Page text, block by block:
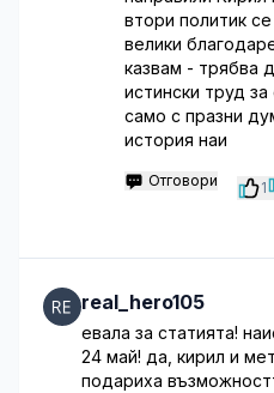
втори политик
велики
казвам - трябва
истински труд
само с празни
история наи
Отговори 1
real_hero105
евала за статията!
24 май! да, кирил и
подариха